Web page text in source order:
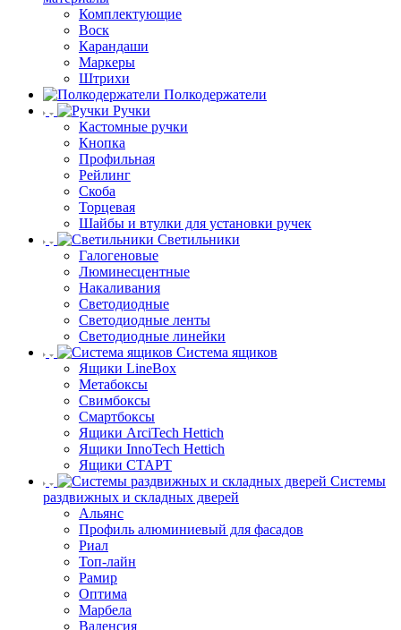
Комплектующие
Воск
Карандаши
Маркеры
Штрихи
Полкодержатели
Ручки
Кастомные ручки
Кнопка
Профильная
Рейлинг
Скоба
Торцевая
Шайбы и втулки для установки ручек
Светильники
Галогеновые
Люминесцентные
Накаливания
Светодиодные
Светодиодные ленты
Светодиодные линейки
Система ящиков
Ящики LineBox
Метабоксы
Свимбоксы
Смартбоксы
Ящики ArciTech Hettich
Ящики InnoTech Hettich
Ящики СТАРТ
Системы
раздвижных и складных дверей
Альянс
Профиль алюминиевый для фасадов
Риал
Топ-лайн
Рамир
Оптима
Марбела
Валенсия